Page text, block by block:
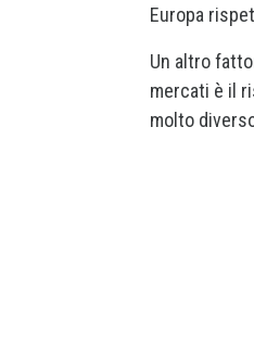
Europa
Un altro
mercati è il
molto